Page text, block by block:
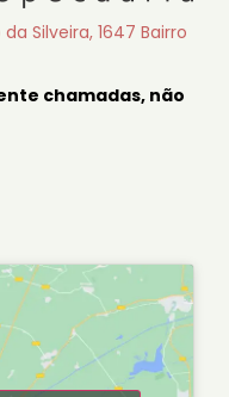
Silveira, 1647 Bairro
chamadas, não